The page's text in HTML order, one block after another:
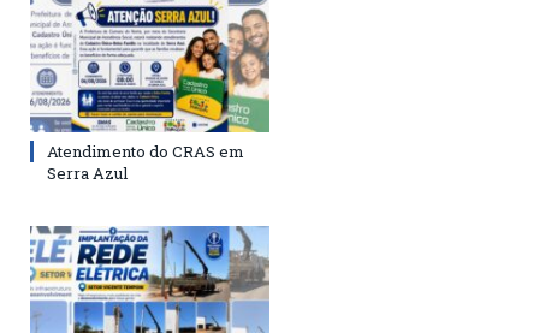
Atendimento do CRAS em
Serra Azul